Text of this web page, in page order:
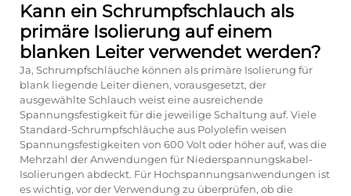
Kann ein Schrumpfschlauch als
primäre Isolierung auf einem
blanken Leiter verwendet werden?
Ja, Schrumpfschläuche können als primäre Isolierung für
blank liegende Leiter dienen, vorausgesetzt, der
ausgewählte Schlauch weist eine ausreichende
Spannungsfestigkeit für die jeweilige Schaltung auf. Viele
Standard-Schrumpfschläuche aus Polyolefin weisen
Spannungsfestigkeiten von 600 Volt oder höher auf, was die
Mehrzahl der Anwendungen für Niederspannungskabel-
Isolierungen abdeckt. Für Hochspannungsanwendungen ist
es wichtig, vor der Verwendung zu überprüfen, ob die